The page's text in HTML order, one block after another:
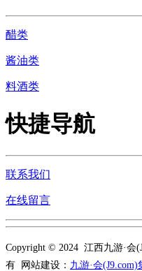
醋类
酱油类
料酒类
快捷导航
联系我们
在线留言
Copyright © 2024 江西九游·会
有 网站建设： 九游·会(J9.com)